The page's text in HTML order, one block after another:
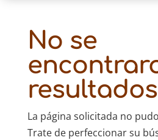
No se
resultados
La página solicitada no
Trate de perfeccionar su